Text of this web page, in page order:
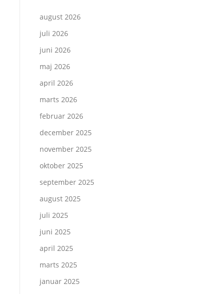
august 2026
juli 2026
juni 2026
maj 2026
april 2026
marts 2026
februar 2026
december 2025
november 2025
oktober 2025
september 2025
august 2025
juli 2025
juni 2025
april 2025
marts 2025
januar 2025